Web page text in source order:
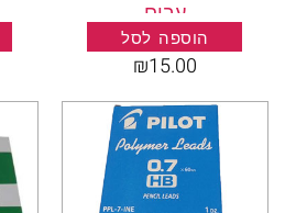
עבים
הוספה לסל
₪15.00